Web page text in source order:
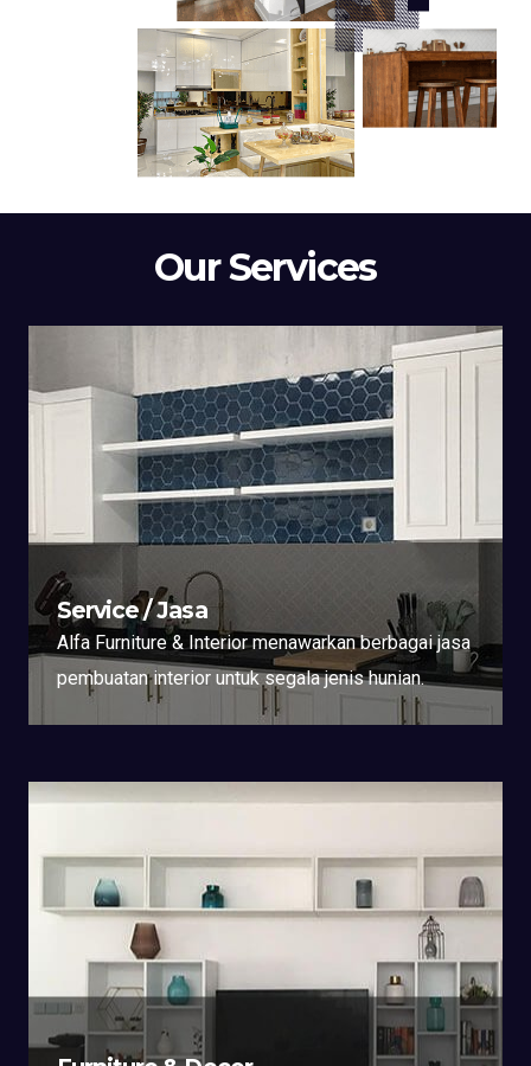
Our Services
Service / Jasa
Alfa Furniture & Interior menawarkan berbagai jasa
pembuatan interior untuk segala jenis hunian.